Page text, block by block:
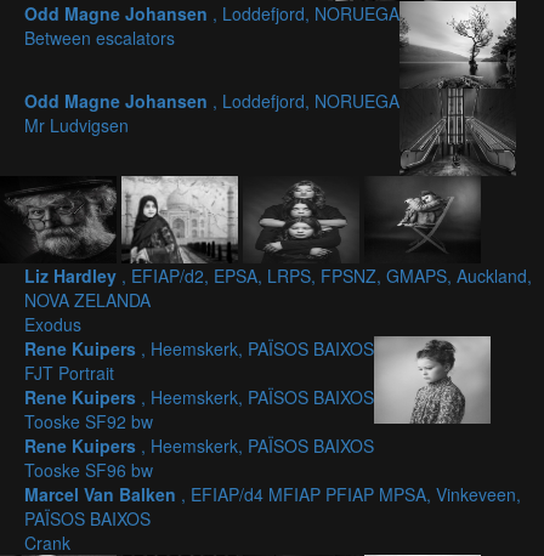
Odd Magne Johansen , Loddefjord, NORUEGA
Between escalators
Odd Magne Johansen , Loddefjord, NORUEGA
Mr Ludvigsen
Liz Hardley , EFIAP/d2, EPSA, LRPS, FPSNZ, GMAPS, Auckland,
NOVA ZELANDA
Exodus
Rene Kuipers , Heemskerk, PAÏSOS BAIXOS
FJT Portrait
Rene Kuipers , Heemskerk, PAÏSOS BAIXOS
Tooske SF92 bw
Rene Kuipers , Heemskerk, PAÏSOS BAIXOS
Tooske SF96 bw
Marcel Van Balken , EFIAP/d4 MFIAP PFIAP MPSA, Vinkeveen,
PAÏSOS BAIXOS
Crank